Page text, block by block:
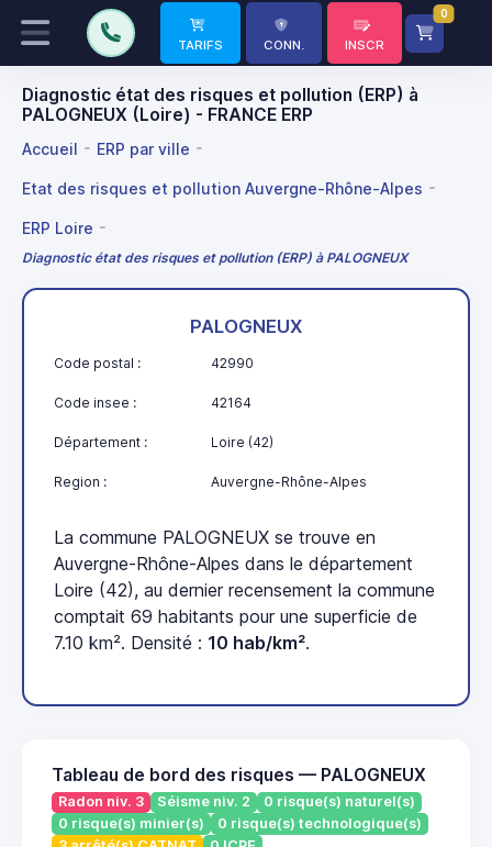
TARIFS CONN. INSCR
0
Diagnostic état des risques et pollution (ERP) à
PALOGNEUX (Loire) - FRANCE ERP
Accueil ERP par ville
Etat des risques et pollution Auvergne-Rhône-Alpes
ERP Loire
Diagnostic état des risques et pollution (ERP) à PALOGNEUX
PALOGNEUX
Code postal : 42990
Code insee : 42164
Département : Loire (42)
Region : Auvergne-Rhône-Alpes
La commune PALOGNEUX se trouve en
Auvergne-Rhône-Alpes dans le département
Loire (42), au dernier recensement la commune
comptait 69 habitants pour une superficie de
7.10 km². Densité : 10 hab/km².
Tableau de bord des risques — PALOGNEUX
Radon niv. 3 Séisme niv. 2
0 risque(s) naturel(s)
0 risque(s) minier(s)
0 risque(s) technologique(s)